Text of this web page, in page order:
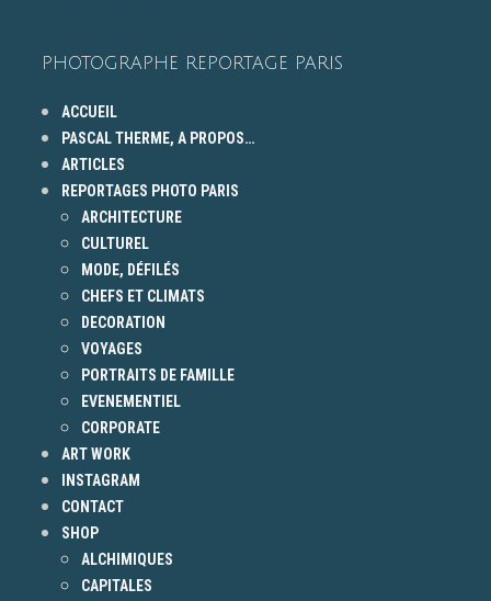
PHOTOGRAPHE REPORTAGE PARIS
ACCUEIL
PASCAL THERME, A PROPOS…
ARTICLES
REPORTAGES PHOTO PARIS
ARCHITECTURE
CULTUREL
MODE, DÉFILÉS
CHEFS ET CLIMATS
DECORATION
VOYAGES
PORTRAITS DE FAMILLE
EVENEMENTIEL
CORPORATE
ART WORK
INSTAGRAM
CONTACT
SHOP
ALCHIMIQUES
CAPITALES